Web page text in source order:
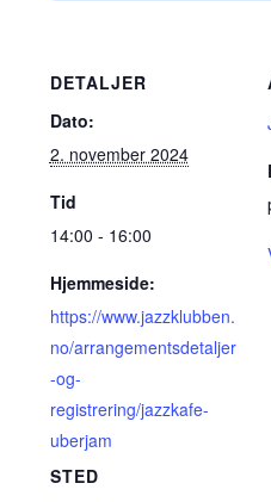
DETALJER
Dato:
2. november 2024
Tid
14:00 - 16:00
Hjemmeside:
https://www.jazzklubben.
no/arrangementsdetaljer
-og-
registrering/jazzkafe-
uberjam
STED